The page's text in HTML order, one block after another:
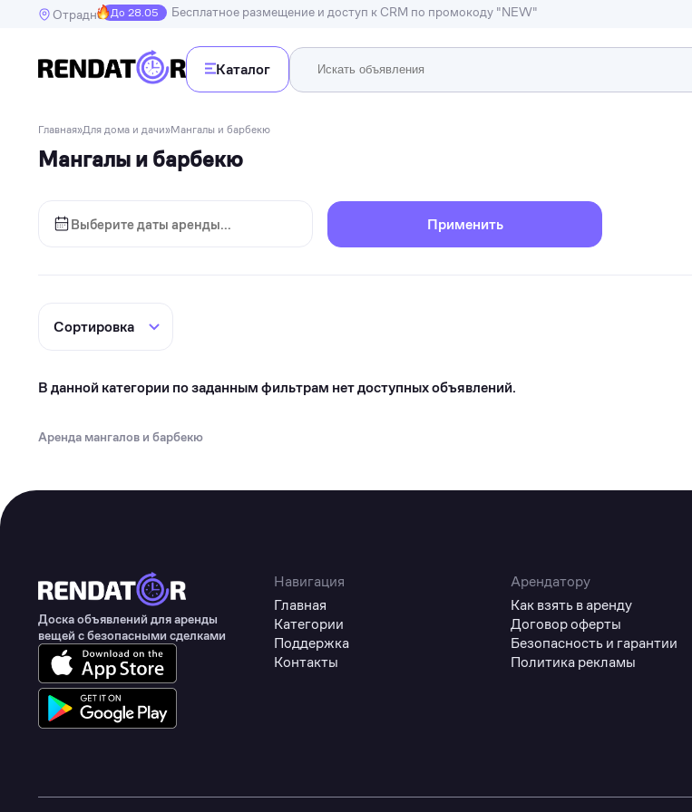
ОтрадноеДо 28.05 Бесплатное размещение и доступ к CRM по промокоду "NEW"
Каталог
Недвижимость
Транспорт
Инструменты
Спорт
Для дома и дачи
Товары для животных
Здоровье
Цифровые товары
Главная»Для дома и дачи»Мангалы и барбекю
Мангалы и барбекю
Применить
В данной категории по заданным фильтрам нет доступных объявлений.
Аренда мангалов и барбекю
Доска объявлений для аренды
вещей с безопасными сделками
Навигация
Главная
Категории
Поддержка
Контакты
Арендатору
Как взять в аренду
Договор оферты
Безопасность и гарантии
Политика рекламы